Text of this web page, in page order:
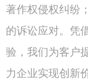
著作权侵权纠纷
的诉讼应对。凭
验，我们为客户
力企业实现创新